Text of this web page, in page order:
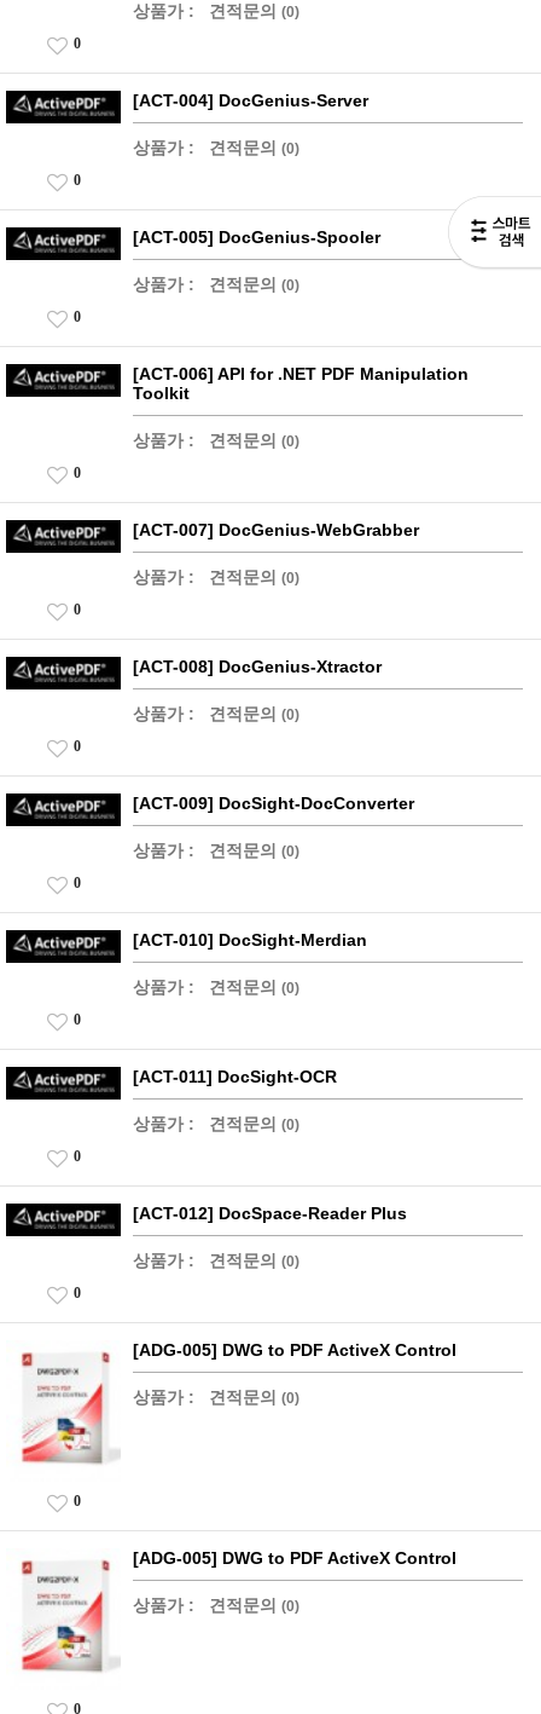
상품가 : 견적문의 (0)
0
[ACT-004] DocGenius-Server
상품가 : 견적문의 (0)
0
[ACT-005] DocGenius-Spooler
상품가 : 견적문의 (0)
0
[ACT-006] API for .NET PDF Manipulation
Toolkit
상품가 : 견적문의 (0)
0
[ACT-007] DocGenius-WebGrabber
상품가 : 견적문의 (0)
0
[ACT-008] DocGenius-Xtractor
상품가 : 견적문의 (0)
0
[ACT-009] DocSight-DocConverter
상품가 : 견적문의 (0)
0
[ACT-010] DocSight-Merdian
상품가 : 견적문의 (0)
0
[ACT-011] DocSight-OCR
상품가 : 견적문의 (0)
0
[ACT-012] DocSpace-Reader Plus
상품가 : 견적문의 (0)
0
[ADG-005] DWG to PDF ActiveX Control
상품가 : 견적문의 (0)
0
[ADG-005] DWG to PDF ActiveX Control
상품가 : 견적문의 (0)
0